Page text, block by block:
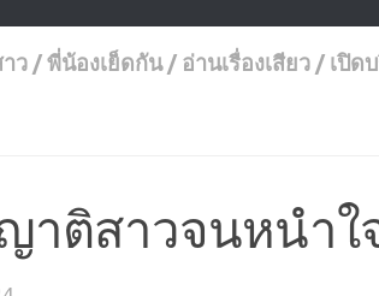
ว / พี่น้องเย็ดกัน / อ่านเรื่องเสียว / เปิด
าติสาวจนหนำใ